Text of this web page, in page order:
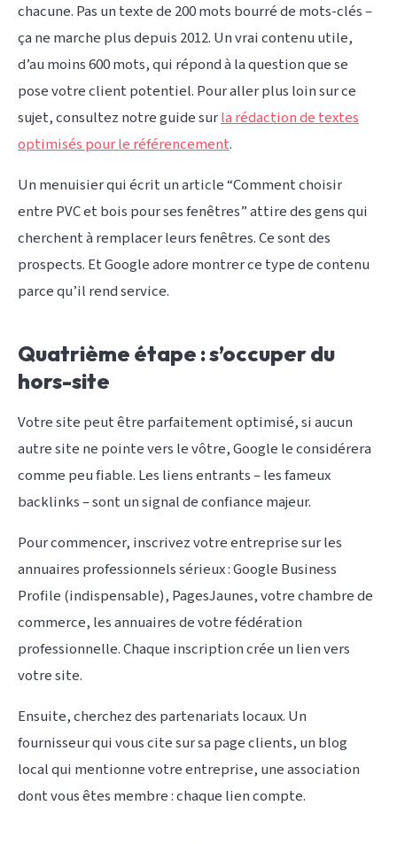
chacune. Pas un texte de 200 mots bourré de mots-clés –
ça ne marche plus depuis 2012. Un vrai contenu utile,
d’au moins 600 mots, qui répond à la question que se
pose votre client potentiel. Pour aller plus loin sur ce
sujet, consultez notre guide surla rédaction de textes
optimisés pour le référencement.
Un menuisier qui écrit un article “Comment choisir
entre PVC et bois pour ses fenêtres” attire des gens qui
cherchent à remplacer leurs fenêtres. Ce sont des
prospects. Et Google adore montrer ce type de contenu
parce qu’il rend service.
Quatrième étape : s’occuper du
hors-site
Votre site peut être parfaitement optimisé, si aucun
autre site ne pointe vers le vôtre, Google le considérera
comme peu fiable. Les liens entrants – les fameux
backlinks – sont un signal de confiance majeur.
Pour commencer, inscrivez votre entreprise sur les
annuaires professionnels sérieux : Google Business
Profile (indispensable), PagesJaunes, votre chambre de
commerce, les annuaires de votre fédération
professionnelle. Chaque inscription crée un lien vers
votre site.
Ensuite, cherchez des partenariats locaux. Un
fournisseur qui vous cite sur sa page clients, un blog
local qui mentionne votre entreprise, une association
dont vous êtes membre : chaque lien compte.